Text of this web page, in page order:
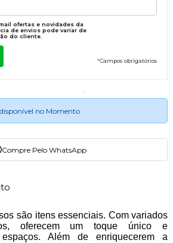
ofertas e novidades da
de envios pode variar de
do cliente.
*Campos obrigatórios
no Momento
Compre Pelo WhatsApp
são itens essenciais. Com variados
oferecem um toque único e
Além de enriquecerem a